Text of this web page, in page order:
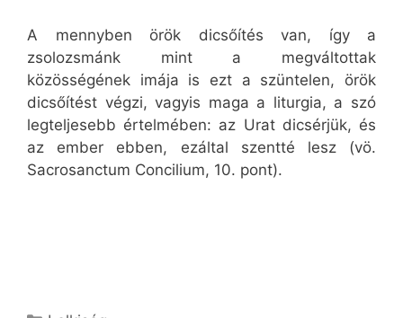
A mennyben örök dicsőítés van, így a
zsolozsmánk mint a megváltottak
közösségének imája is ezt a szüntelen, örök
dicsőítést végzi, vagyis maga a liturgia, a szó
legteljesebb értelmében: az Urat dicsérjük, és
az ember ebben, ezáltal szentté lesz (vö.
Sacrosanctum Concilium, 10. pont).